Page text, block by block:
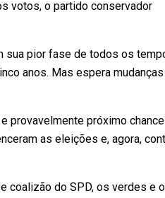
votos, o partido conservador
sua pior fase de todos os
anos. Mas espera
provavelmente próximo
as eleições e, agora,
coalizão do SPD, os verdes e